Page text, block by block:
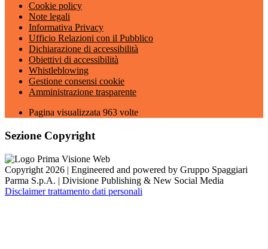
Cookie policy
Note legali
Informativa Privacy
Ufficio Relazioni con il Pubblico
Dichiarazione di accessibilità
Obiettivi di accessibilità
Whistleblowing
Gestione consensi cookie
Amministrazione trasparente
Pagina visualizzata 963 volte
Sezione Copyright
Copyright 2026 | Engineered and powered by Gruppo Spaggiari
Parma S.p.A. | Divisione Publishing & New Social Media
Disclaimer trattamento dati personali